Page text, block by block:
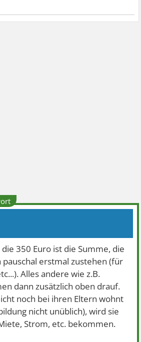
350 Euro ist die Summe, die
erstmal zustehen (für
Alles andere wie z.B.
dann zusätzlich oben drauf.
noch bei ihren Eltern wohnt
nicht unüblich), wird sie
Strom, etc. bekommen.